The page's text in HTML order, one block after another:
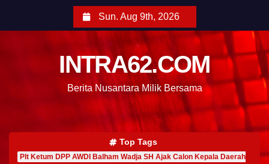
Sun. Aug 9th, 2026
INTRA62.COM
Berita Nusantara Milik Bersama
Top Tags
Plt Ketum DPP AWDI Balham Wadja SH Ajak Calon Kepala Daerah